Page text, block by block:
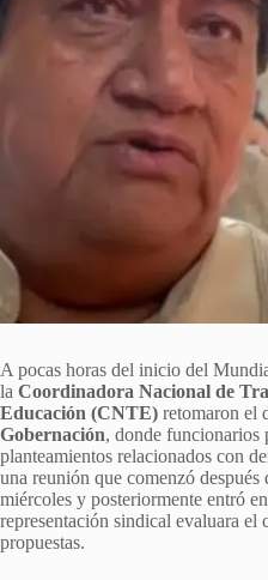
A pocas horas del inicio del
la Coordinadora Nacional de
Educación (CNTE) retomaron el
Gobernación, donde funcionarios
planteamientos relacionados con
una reunión que comenzó después
miércoles y posteriormente entró
representación sindical evaluara el
propuestas.